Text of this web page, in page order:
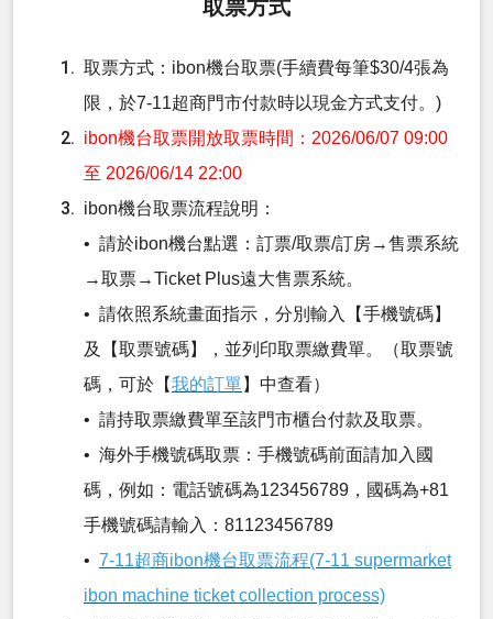
取票方式
取票方式：ibon機台取票(手續費每筆$30/4張為
限，於7-11超商門市付款時以現金方式支付。)
ibon機台取票開放取票時間：2026/06/07 09:00
至 2026/06/14 22:00
ibon機台取票流程說明：
• 請於ibon機台點選：訂票/取票/訂房→售票系統
→取票→Ticket Plus遠大售票系統。
• 請依照系統畫面指示，分別輸入【手機號碼】
及【取票號碼】，並列印取票繳費單。（取票號
碼，可於【我的訂單】中查看）
• 請持取票繳費單至該門市櫃台付款及取票。
• 海外手機號碼取票：手機號碼前面請加入國
碼，例如：電話號碼為123456789，國碼為+81
手機號碼請輸入：81123456789
• 7-11超商ibon機台取票流程(7-11 supermarket
ibon machine ticket collection process)